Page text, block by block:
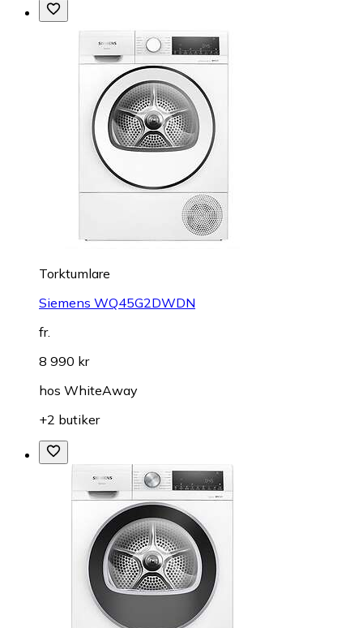
Torktumlare
Siemens WQ45G2DWDN
fr.
8 990 kr
hos WhiteAway
+2 butiker